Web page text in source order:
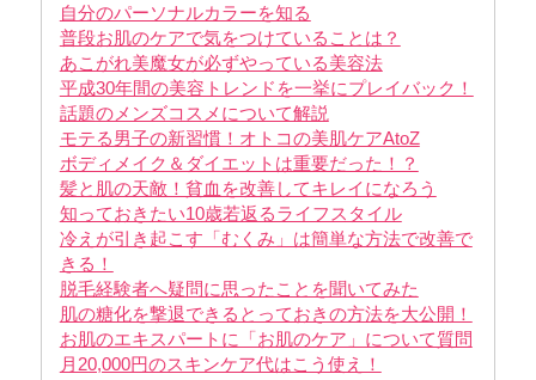
自分のパーソナルカラーを知る
普段お肌のケアで気をつけていることは？
あこがれ美魔女が必ずやっている美容法
平成30年間の美容トレンドを一挙にプレイバック！
話題のメンズコスメについて解説
モテる男子の新習慣！オトコの美肌ケアAtoZ
ボディメイク＆ダイエットは重要だった！？
髪と肌の天敵！貧血を改善してキレイになろう
知っておきたい10歳若返るライフスタイル
冷えが引き起こす「むくみ」は簡単な方法で改善で
きる！
脱毛経験者へ疑問に思ったことを聞いてみた
肌の糖化を撃退できるとっておきの方法を大公開！
お肌のエキスパートに「お肌のケア」について質問
月20,000円のスキンケア代はこう使え！